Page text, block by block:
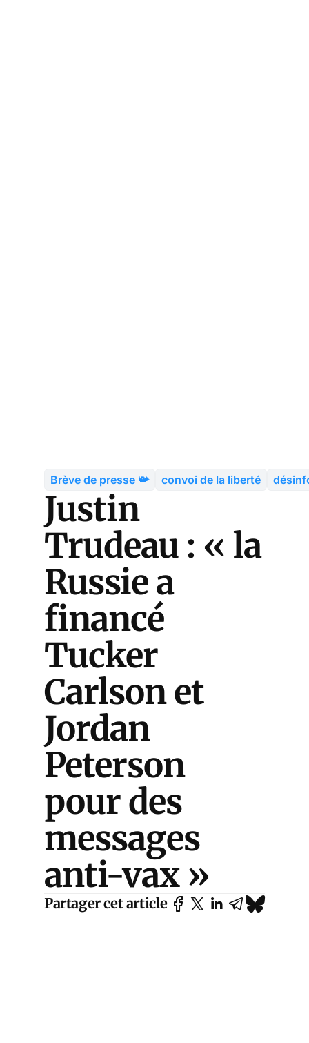
Brève de presse 📯 convoi de la liberté
Justin
Trudeau : « la
Russie a
financé
Tucker
Carlson et
Jordan
Peterson
pour des
messages
anti-vax »
Partager cet article